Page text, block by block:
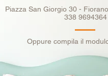
Piazza San Giorgio 30 -
338 9694364
Oppure compila il